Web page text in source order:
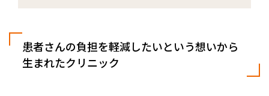
患者さんの負担を軽減したいという想いから
生まれたクリニック